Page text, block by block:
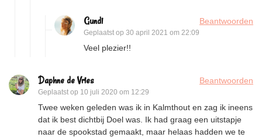
Gundi
Geplaatst op 30 april 2021 om 22:09
Beantwoorden
Veel plezier!!
Daphne de Vries
Geplaatst op 10 juli 2020 om 12:29
Beantwoorden
Twee weken geleden was ik in Kalmthout en zag ik ineens
dat ik best dichtbij Doel was. Ik had graag een uitstapje
naar de spookstad gemaakt, maar helaas hadden we te